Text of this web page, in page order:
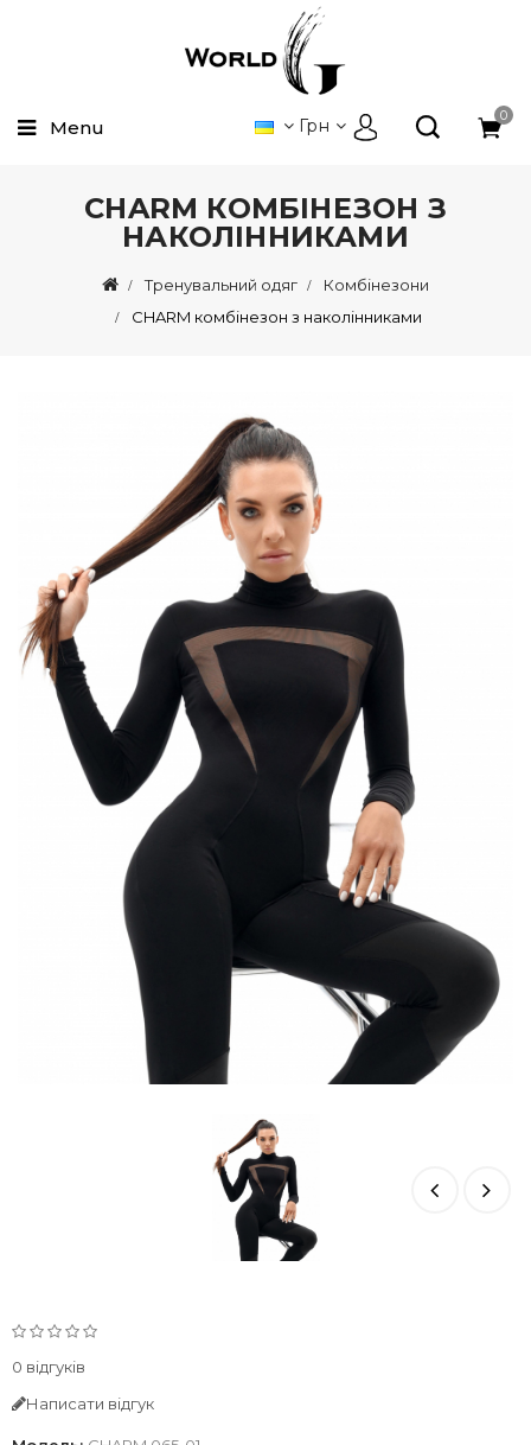
0
Грн
Menu
CHARM КОМБІНЕЗОН З
НАКОЛІННИКАМИ
Тренувальний одяг
Комбінезони
CHARM комбінезон з наколінниками
0 відгуків
Написати відгук